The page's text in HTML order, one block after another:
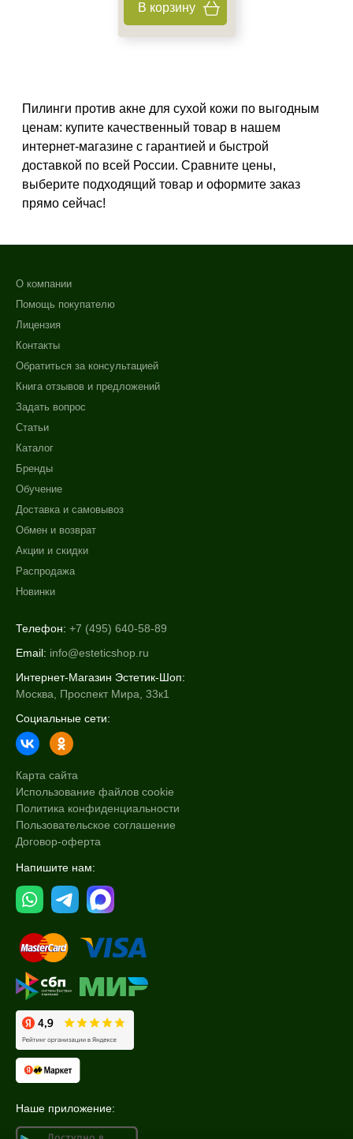
Назначение против
Акне
Возрастные изменения
Воспаление
Показать еще
Обновление клеток
Показать еще
Область применения
Объём
Растительные экстракты
Пол
Процедура
В корзину
Пилинги против акне для сухой кожи по выгодным
ценам: купите качественный товар в нашем
интернет-магазине с гарантией и быстрой
доставкой по всей России. Сравните цены,
выберите подходящий товар и оформите заказ
прямо сейчас!
О компании
Помощь покупателю
Лицензия
Контакты
Обратиться за консультацией
Книга отзывов и предложений
Задать вопрос
Статьи
Каталог
Бренды
Обучение
Доставка и самовывоз
Обмен и возврат
Акции и скидки
Распродажа
Новинки
Телефон: +7 (495) 640-58-89
Email: info@esteticshop.ru
Интернет-Магазин Эстетик-Шоп:
Москва, Проспект Мира, 33к1
Социальные сети:
Карта сайта
Использование файлов cookie
Политика конфиденциальности
Пользовательское соглашение
Договор-оферта
Напишите нам:
Наше приложение:
+7 (929) 933-09-89